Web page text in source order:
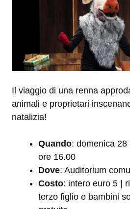
Il viaggio di una renna
animali e proprietari
natalizia!
Quando: domenica
ore 16.00
Dove: Auditorium
Costo: intero euro 5 |
terzo figlio e bambini